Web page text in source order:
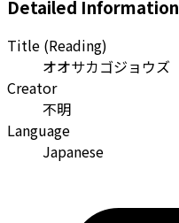
Detailed Information
Title (Reading)
オオサカゴジョウズ
Creator
不明
Language
Japanese